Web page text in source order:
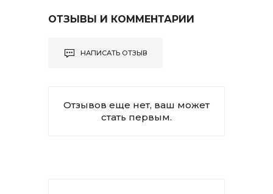
ОТЗЫВЫ И КОММЕНТАРИИ
НАПИСАТЬ ОТЗЫВ
Отзывов еще нет, ваш может
стать первым.